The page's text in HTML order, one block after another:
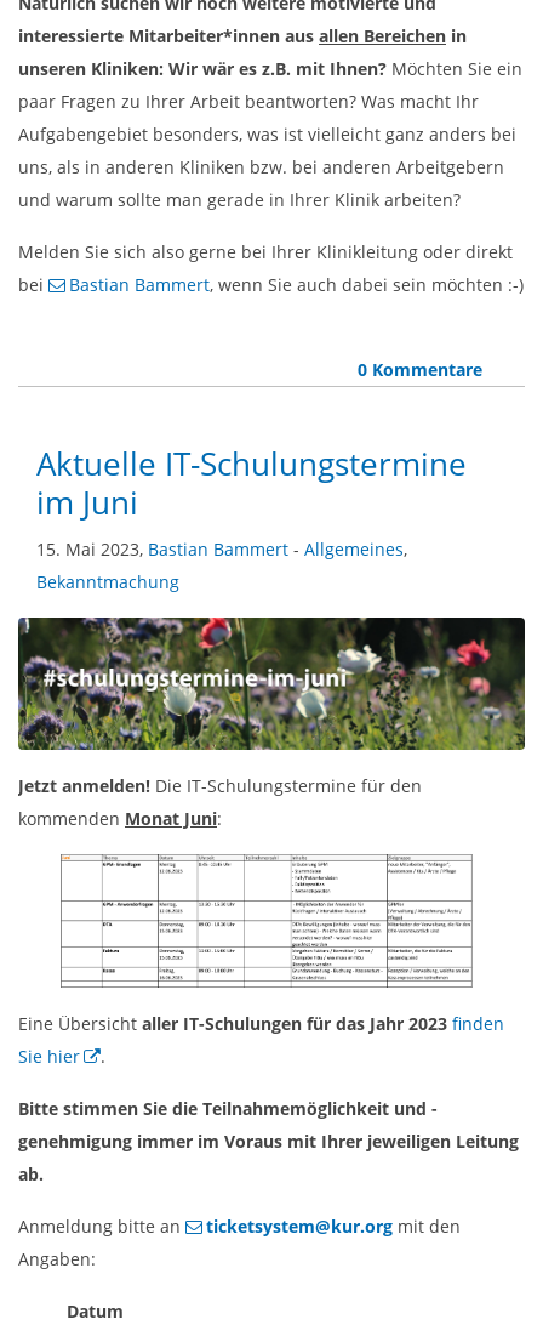
interessierte Mitarbeiter*innen aus allen Bereichen in
unseren Kliniken: Wir wär es z.B. mit Ihnen? Möchten Sie ein
paar Fragen zu Ihrer Arbeit beantworten? Was macht Ihr
Aufgabengebiet besonders, was ist vielleicht ganz anders bei
uns, als in anderen Kliniken bzw. bei anderen Arbeitgebern
und warum sollte man gerade in Ihrer Klinik arbeiten?
Melden Sie sich also gerne bei Ihrer Klinikleitung oder direkt
bei
Bastian Bammert, wenn Sie auch dabei sein möchten :-)
0 Kommentare
Aktuelle IT-Schulungstermine
im Juni
15. Mai 2023, Bastian Bammert - Allgemeines,
Bekanntmachung
Jetzt anmelden! Die IT-Schulungstermine für den
kommenden Monat Juni:
Eine Übersicht aller IT-Schulungen für das Jahr 2023 finden
Sie hier
.
Bitte stimmen Sie die Teilnahmemöglichkeit und -
genehmigung immer im Voraus mit Ihrer jeweiligen Leitung
ab.
Anmeldung bitte an ticketsystem@kur.org mit den
Angaben:
Datum